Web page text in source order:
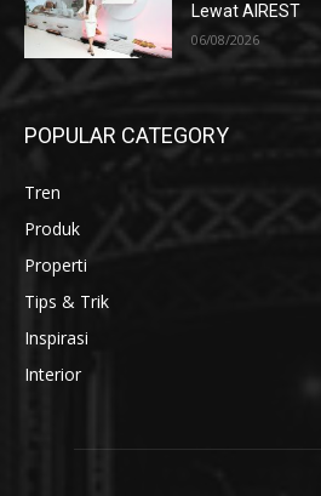
Lewat AIREST
06/08/2026
POPULAR CATEGORY
Tren
Produk
Properti
Tips & Trik
Inspirasi
Interior